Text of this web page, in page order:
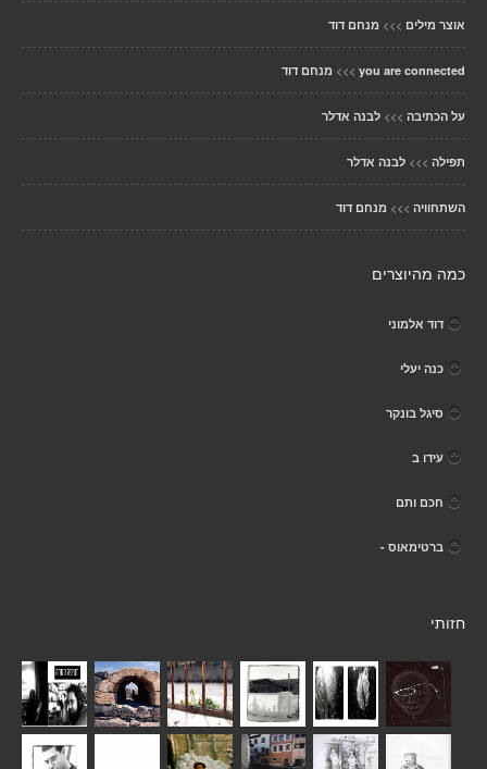
אוצר מילים >>> מנחם דוד
you are connected
>>> מנחם דוד
על הכתיבה >>> לבנה אדלר
תפילה >>> לבנה אדלר
השתחוויה >>> מנחם דוד
כמה מהיוצרים
דוד אלמוני
כנה יעלי
סיגל בונקר
עידו ב
חכם ותם
ברטימאוס -
חזותי